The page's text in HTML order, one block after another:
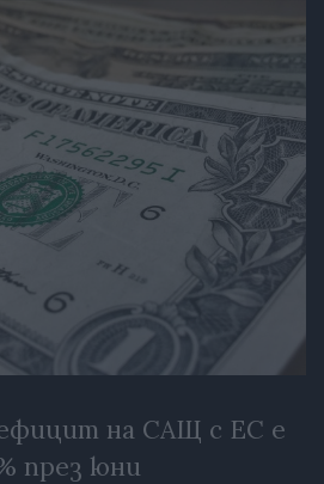
на САЩ с ЕС е
през юни